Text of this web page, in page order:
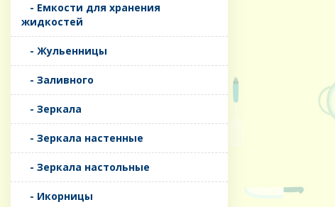
- Емкости для хранения
жидкостей
- Жульенницы
- Заливного
- Зеркала
- Зеркала настенные
- Зеркала настольные
- Икорницы